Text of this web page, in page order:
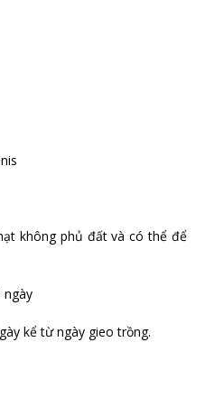
không phủ đất và có thể để
ngày
kể từ ngày gieo trồng.